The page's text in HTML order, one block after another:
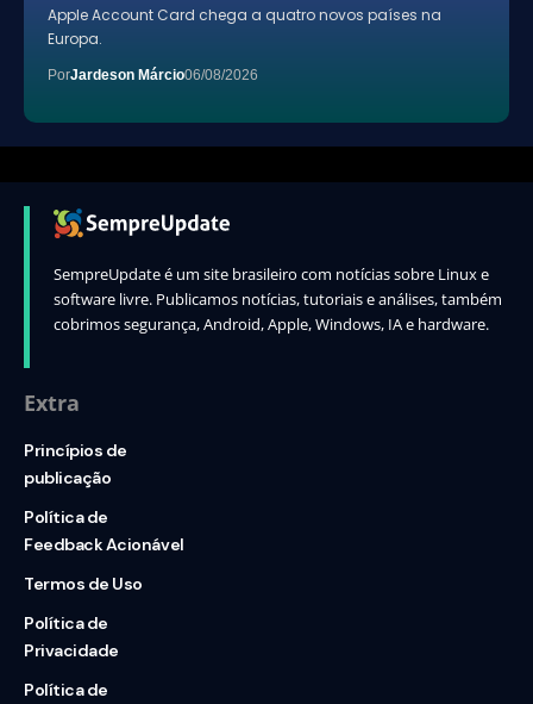
Apple Account Card chega a quatro novos países na
Europa.
PorJardeson Márcio06/08/2026
SempreUpdate é um site brasileiro com notícias sobre Linux e
software livre. Publicamos notícias, tutoriais e análises, também
cobrimos segurança, Android, Apple, Windows, IA e hardware.
Extra
Princípios de
publicação
Política de
Feedback Acionável
Termos de Uso
Política de
Privacidade
Política de